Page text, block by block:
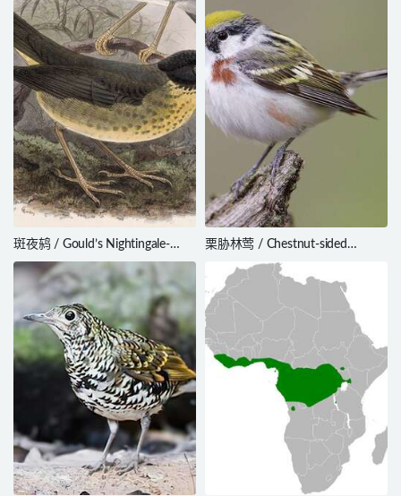
斑夜鸫 / Gould’s Nightingale-
Thrush / Catharus dryas
栗胁林莺 / Chestnut-sided
Warbler / Setophaga pensylvanica